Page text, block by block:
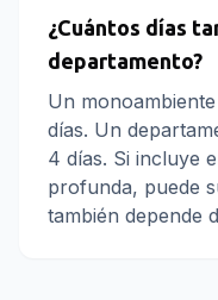
¿Cuántos días
departamento?
Un
días. Un
4 días. Si incluye
profunda, puede
también depende